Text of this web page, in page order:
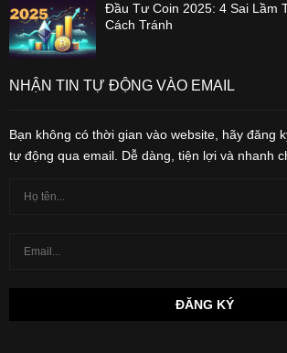
Đầu Tư Coin 2025: 4 Sai Lầm
Cách Tránh
NHẬN TIN TỰ ĐỘNG VÀO EMAIL
Bạn không có thời gian vào website, hãy đăng
tự động qua email. Dễ dàng, tiện lợi và nhanh